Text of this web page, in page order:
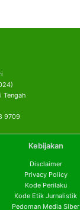
Tengah
9709
Kebijakan
Disclaimer
Privacy Policy
Kode Perilaku
Kode Etik Jurnalistik
Pedoman Media Siber